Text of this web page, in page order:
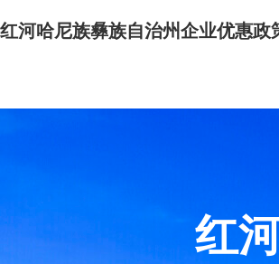
红河哈尼族彝族自治州企业优惠政
红